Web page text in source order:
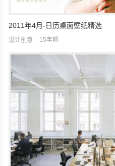
2011年4月-日历桌面壁纸精选
设计创意 15年前